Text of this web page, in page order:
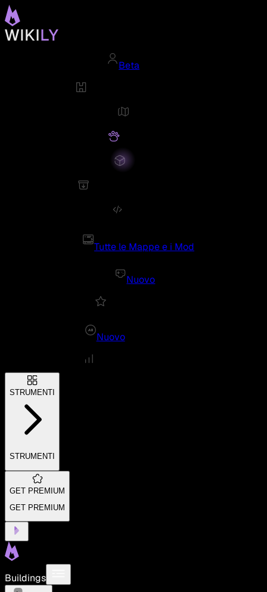
Beta
Tutte le Mappe e i Mod
Nuovo
Nuovo
STRUMENTI
STRUMENTI
GET PREMIUM
GET PREMIUM
Buildings